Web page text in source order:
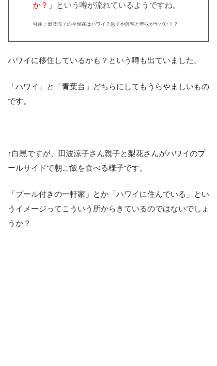
か？ 」という噂が流れているようですね。
引用：田波涼子の今現在はハワイ？息子や自宅と年収がヤバい！？
ハワイに移住しているかも？という噂も出ていました。
「ハワイ」と「青葉台」どちらにしてもうらやましいもの
です。
↑白黒ですが、田波涼子さん親子と梨花さんがハワイのプ
ールサイドで朝ご飯を食べる様子です。
「プール付きの一軒家」とか「ハワイに住んでいる」とい
うイメージってこういう所からきているのではないでしょ
うか？